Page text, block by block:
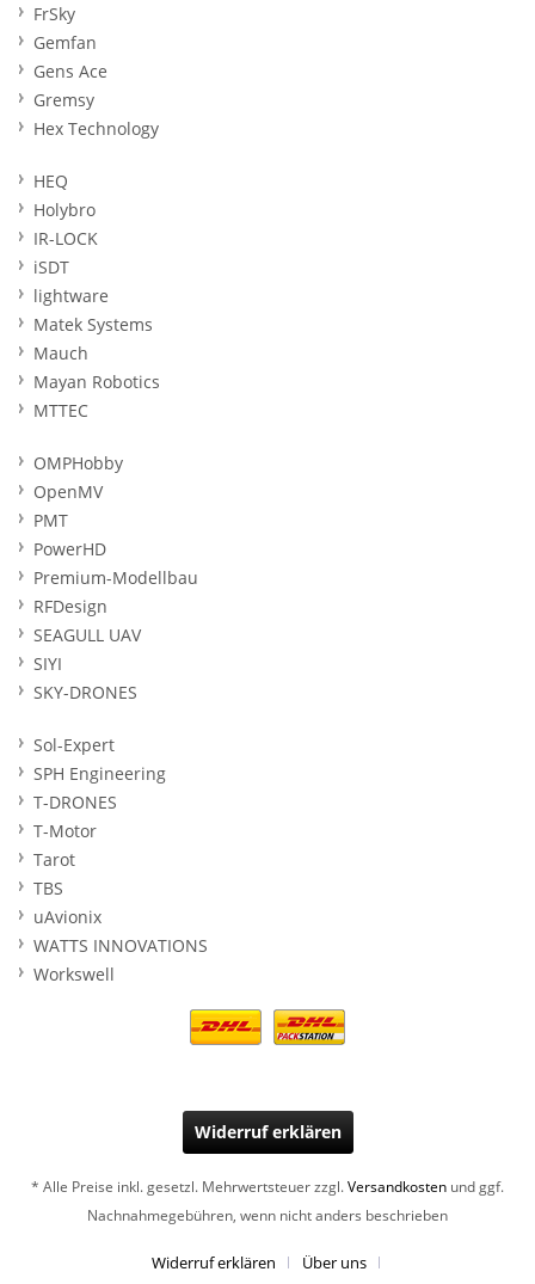
FrSky
Gemfan
Gens Ace
Gremsy
Hex Technology
HEQ
Holybro
IR-LOCK
iSDT
lightware
Matek Systems
Mauch
Mayan Robotics
MTTEC
OMPHobby
OpenMV
PMT
PowerHD
Premium-Modellbau
RFDesign
SEAGULL UAV
SIYI
SKY-DRONES
Sol-Expert
SPH Engineering
T-DRONES
T-Motor
Tarot
TBS
uAvionix
WATTS INNOVATIONS
Workswell
Widerruf erklären
* Alle Preise inkl. gesetzl. Mehrwertsteuer zzgl.Versandkosten und ggf.
Nachnahmegebühren, wenn nicht anders beschrieben
Widerruf erklären Über uns